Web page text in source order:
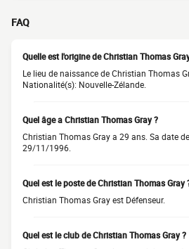
FAQ
Quelle est l'origine de Christian Thomas
Le lieu de naissance de Christian Thomas
Nationalité(s): Nouvelle-Zélande.
Quel âge a Christian Thomas Gray ?
Christian Thomas Gray a 29 ans. Sa date
29/11/1996.
Quel est le poste de Christian Thomas Gray
Christian Thomas Gray est Défenseur.
Quel est le club de Christian Thomas Gray ?